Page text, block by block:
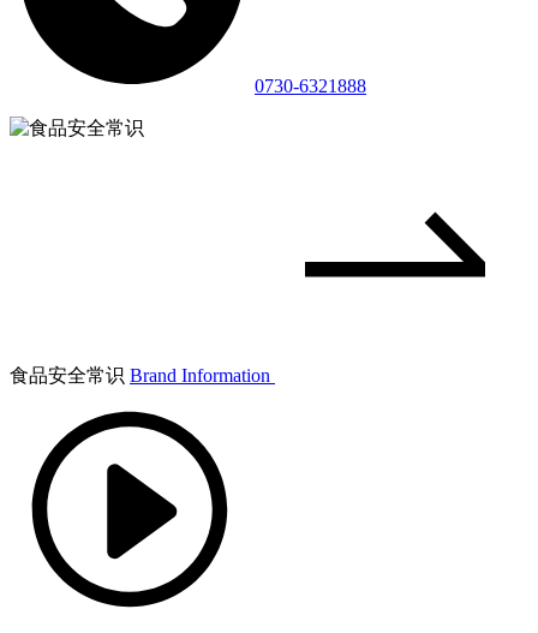
0730-6321888
食品安全常识 Brand Information